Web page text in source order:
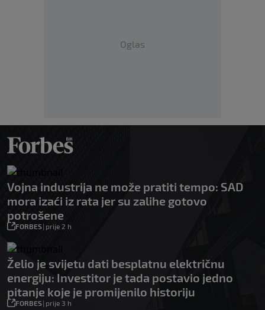
Oglas
Vojna industrija ne može pratiti tempo: SAD
mora izaći iz rata jer su zalihe gotovo
potrošene
FORBES| prije 2 h
Želio je svijetu dati besplatnu električnu
energiju: Investitor je tada postavio jedno
pitanje koje je promijenilo historiju
FORBES| prije 3 h